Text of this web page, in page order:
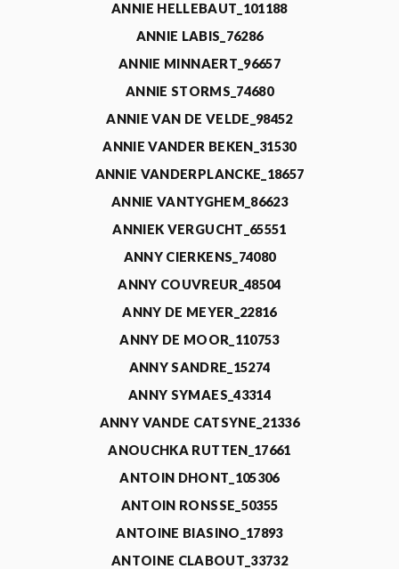
ANNIE HELLEBAUT_101188
ANNIE LABIS_76286
ANNIE MINNAERT_96657
ANNIE STORMS_74680
ANNIE VAN DE VELDE_98452
ANNIE VANDER BEKEN_31530
ANNIE VANDERPLANCKE_18657
ANNIE VANTYGHEM_86623
ANNIEK VERGUCHT_65551
ANNY CIERKENS_74080
ANNY COUVREUR_48504
ANNY DE MEYER_22816
ANNY DE MOOR_110753
ANNY SANDRE_15274
ANNY SYMAES_43314
ANNY VANDE CATSYNE_21336
ANOUCHKA RUTTEN_17661
ANTOIN DHONT_105306
ANTOIN RONSSE_50355
ANTOINE BIASINO_17893
ANTOINE CLABOUT_33732